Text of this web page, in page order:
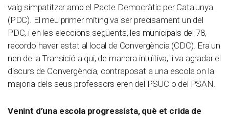
vaig simpatitzar amb el Pacte Democràtic per Catalunya
(PDC). El meu primer míting va ser precisament un del
PDC, i en les eleccions següents, les municipals del 78,
recordo haver estat al local de Convergència (CDC). Era un
nen de la Transició a qui, de manera intuïtiva, li va agradar el
discurs de Convergència, contraposat a una escola on la
majoria dels seus professors eren del PSUC o del PSAN.
Venint d’una escola progressista, què et crida de